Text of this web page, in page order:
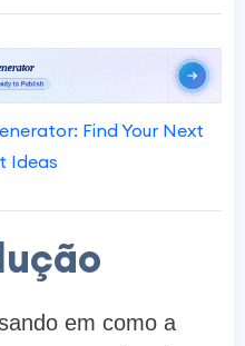
Find Your Next
Ideas
em como a